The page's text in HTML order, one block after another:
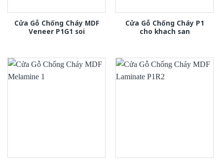
Cửa Gỗ Chống Cháy MDF
Veneer P1G1 soi
Cửa Gỗ Chống Cháy P1
cho khach san